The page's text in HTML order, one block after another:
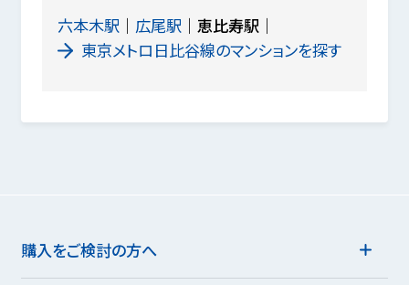
六本木駅
広尾駅
恵比寿駅
東京メトロ日比谷線のマンションを探す
購入をご検討の方へ